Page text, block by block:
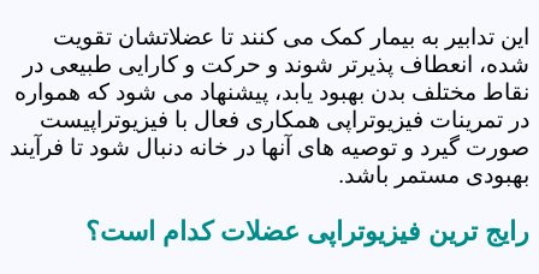
این تدابیر به بیمار کمک می کنند تا عضلاتشان تقویت
شده، انعطاف پذیرتر شوند و حرکت و کارایی طبیعی در
نقاط مختلف بدن بهبود یابد، پیشنهاد می شود که همواره
در تمرینات فیزیوتراپی همکاری فعال با فیزیوتراپیست
صورت گیرد و توصیه های آنها در خانه دنبال شود تا فرآیند
بهبودی مستمر باشد.
رایج ترین فیزیوتراپی عضلات کدام است؟